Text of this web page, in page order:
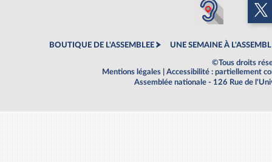
BOUTIQUE DE L'ASSEMBLEE UNE SEMAINE À
©Tous droits
Mentions légales
Accessibilité : partiellement
Assemblée nationale - 126 Rue de